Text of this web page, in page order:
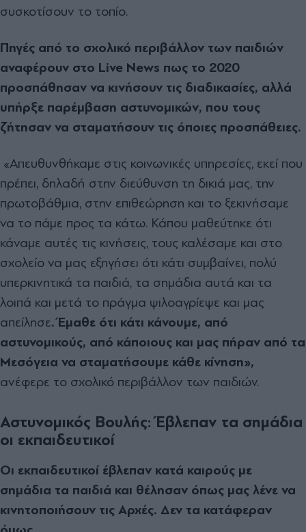
συσκοτίσουν το τοπίο.
Πηγές από το σχολικό περιβάλλον των παιδιών
αναφέρουν στο Live News πως το 2020
προσπάθησαν να κινήσουν τις διαδικασίες, αλλά
υπήρξε παρέμβαση αστυνομικών, που τους
ζήτησαν να σταματήσουν τις όποιες προσπάθειες.
«Απευθυνθήκαμε στις κοινωνικές υπηρεσίες, εκεί που
πρέπει, δηλαδή στην διεύθυνση τη δικιά μας, την
πρωτοβάθμια, στην επιθεώρηση και το ξεκινήσαμε
να το πάμε προς τα κάτω. Κάπου μαθεύτηκε ότι
κάναμε αυτές τις κινήσεις, τους καλέσαμε και στο
σχολείο να μας εξηγήσει ότι κάτι συμβαίνει, πολύ
υπερκινητικά τα παιδιά, τα σημάδια αυτά και τα
λοιπά και μετά το πράγμα ψιλοαγρίεψε και μας
απείλησε. Έμαθε ότι κάτι κάνουμε, από
αστυνομικούς, από κάποιους και μας πήραν από τα
Μεσόγεια να σταματήσουμε κάθε κίνηση»,
ανέφερε το σχολικό περιβάλλον των παιδιών.
Αστυνομικός Βουλής: Έβλεπαν τα σημάδια
οι εκπαιδευτικοί
Οι εκπαιδευτικοί έβλεπαν κατά καιρούς με
σημάδια τα παιδιά και θέλησαν όπως μας λένε να
κινητοποιήσουν τις Αρχές. Δεν τα κατάφεραν